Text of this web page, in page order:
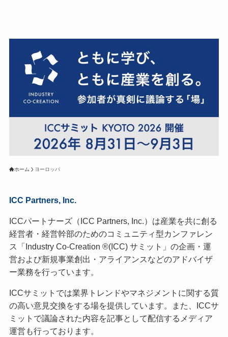
ホーム ヨーロッパ
ICC Partners, Inc.
ICCパートナーズ（ICC Partners, Inc.）は産業を共に創る
経営者・経営幹部のためのコミュニティ型カンファレン
ス「Industry Co-Creation ®(ICC) サミット」の企画・運
営および新規事業創出・アライアンスなどのアドバイザ
ー業務を行っています。
ICCサミットでは業界トレンドやマネジメントに関する質
の高い意見交換をする場を提供しています。また、ICCサ
ミットで議論された内容を記事として配信するメディア
運営も行っております。